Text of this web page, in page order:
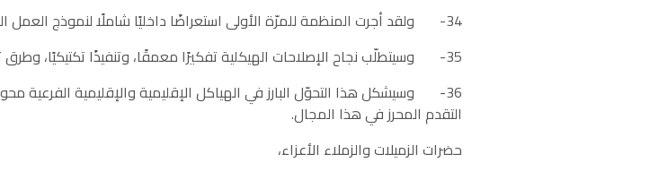
34- ولقد أجرت المنظمة للمرّة الأولى استعراضًا داخليًا شاملًا لنموذج العمل الخاص بالمكاتب القطرية.
35- وسيتطلّب نجاح الإصلاحات الهيكلية تفكيرًا معمقًا، وتنفيذًا تكتيكيًا، وطرق تنفيذ فعالة.
التقدم المحرز في هذا المجال.
حضرات الزميلات والزملاء الأعزاء،